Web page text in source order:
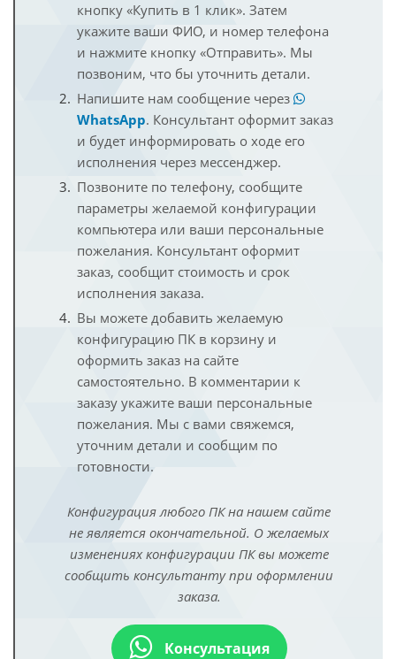
кнопку «Купить в 1 клик». Затем
укажите ваши ФИО, и номер телефона
и нажмите кнопку «Отправить». Мы
позвоним, что бы уточнить детали.
Напишите нам сообщение через
WhatsApp. Консультант оформит заказ
и будет информировать о ходе его
исполнения через мессенджер.
Позвоните по телефону, сообщите
параметры желаемой конфигурации
компьютера или ваши персональные
пожелания. Консультант оформит
заказ, сообщит стоимость и срок
исполнения заказа.
Вы можете добавить желаемую
конфигурацию ПК в корзину и
оформить заказ на сайте
самостоятельно. В комментарии к
заказу укажите ваши персональные
пожелания. Мы с вами свяжемся,
уточним детали и сообщим по
готовности.
Конфигурация любого ПК на нашем сайте
не является окончательной. О желаемых
изменениях конфигурации ПК вы можете
сообщить консультанту при оформлении
заказа.
Консультация